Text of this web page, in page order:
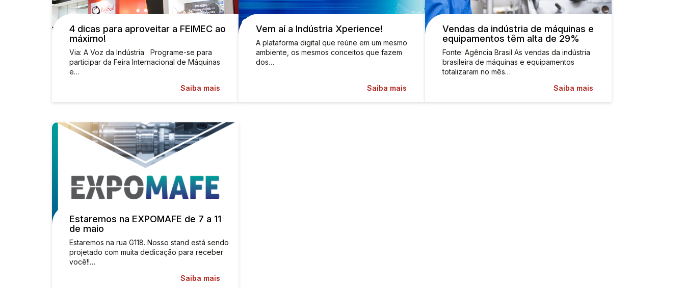
4 dicas para aproveitar a FEIMEC ao
máximo!
Via: A Voz da Indústria Programe-se para
participar da Feira Internacional de Máquinas
e…
Saiba mais
Vem aí a Indústria Xperience!
A plataforma digital que reúne em um mesmo
ambiente, os mesmos conceitos que fazem
dos…
Saiba mais
Vendas da indústria de máquinas e
equipamentos têm alta de 29%
Fonte: Agência Brasil As vendas da indústria
brasileira de máquinas e equipamentos
totalizaram no mês…
Saiba mais
Estaremos na EXPOMAFE de 7 a 11
de maio
Estaremos na rua G118. Nosso stand está sendo
projetado com muita dedicação para receber
você!!…
Saiba mais